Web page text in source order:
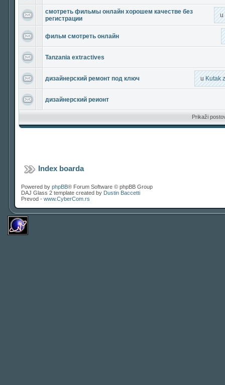
смотреть фильмы онлайн хорошем качестве без
регистрации
u
фильм смотреть онлайн
Tanzania extractives
дизайнерский ремонт под ключ uKutak
дизайнерский реионт
Prikaži
Index boarda
Powered by phpBB® Forum Software © phpBB Group
DAJ Glass 2 template created by Dustin Baccetti
Prevod - www.CyberCom.rs